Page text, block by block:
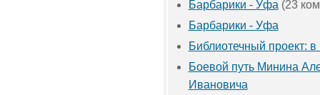
Барбарики - Уфа (23
Барбарики - Уфа
Библиотечный проект:
Боевой путь Минина
Ивановича